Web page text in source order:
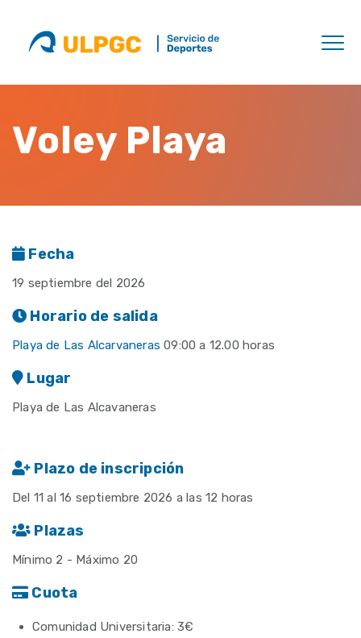
Voley Playa
Fecha
19 septiembre del 2026
Horario de salida
Playa de Las Alcarvaneras 09:00 a 12.00 horas
Lugar
Playa de Las Alcavaneras
Plazo de inscripción
Del 11 al 16 septiembre 2026 a las 12 horas
Plazas
Mínimo 2 - Máximo 20
Cuota
Comunidad Universitaria: 3€